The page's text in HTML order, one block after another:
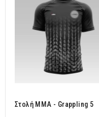
Στολή MMA - Grappling 5